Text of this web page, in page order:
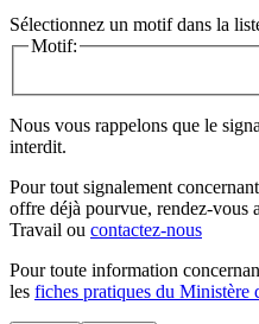
Sélectionnez un motif dans la
Motif:
Nous vous rappelons que le
interdit.
Pour tout signalement
offre déjà pourvue, rendez-vous
Travail ou contactez-nous
Pour toute information
les fiches pratiques du Ministère